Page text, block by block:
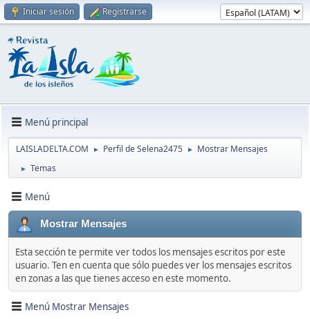
Iniciar sesión Regístrarse
Menú principal
LAISLADELTA.COM ► Perfil de Selena2475 ► Mostrar Mensajes
► Temas
Menú
Mostrar Mensajes
Esta sección te permite ver todos los mensajes escritos por este
usuario. Ten en cuenta que sólo puedes ver los mensajes escritos
en zonas a las que tienes acceso en este momento.
Menú Mostrar Mensajes